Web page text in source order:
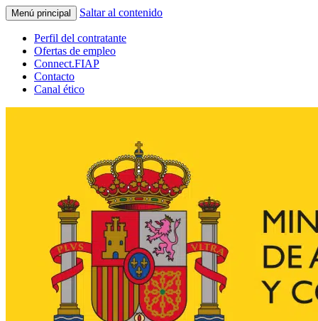
Menú principal Saltar al contenido
Perfil del contratante
Ofertas de empleo
Connect.FIAP
Contacto
Canal ético